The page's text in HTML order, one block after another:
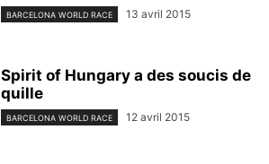
BARCELONA WORLD RACE 13 avril 2015
Spirit of Hungary a des soucis de
quille
BARCELONA WORLD RACE 12 avril 2015